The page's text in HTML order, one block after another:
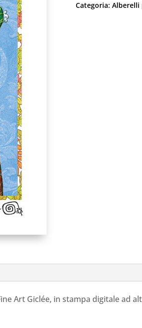
Categoria: Alberelli
Art Giclée, in stampa digitale ad